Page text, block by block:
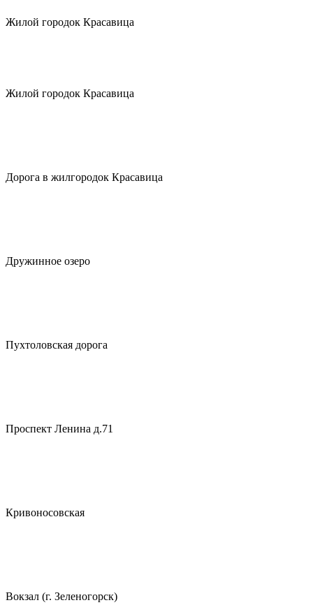
Жилой городок Красавица
Жилой городок Красавица
Дорога в жилгородок Красавица
Дружинное озеро
Пухтоловская дорога
Проспект Ленина д.71
Кривоносовская
Вокзал (г. Зеленогорск)